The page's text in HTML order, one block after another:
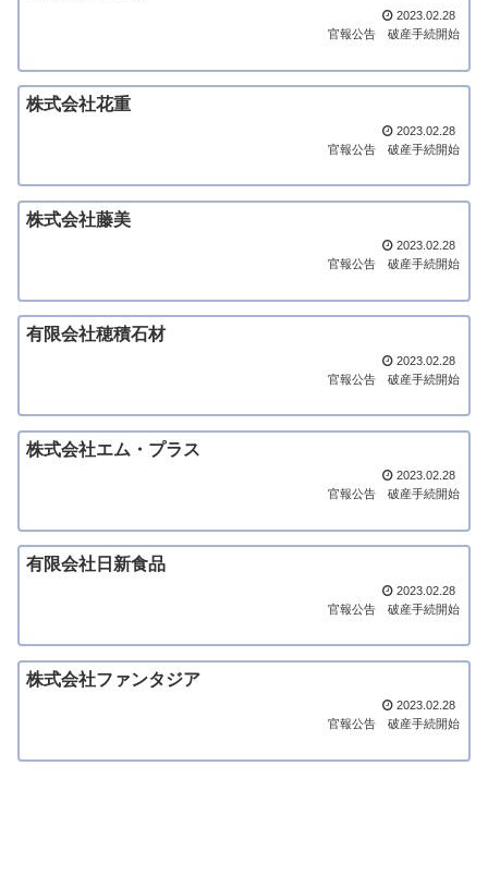
2023.02.28
官報公告
破産手続開始
株式会社花重
2023.02.28
官報公告
破産手続開始
株式会社藤美
2023.02.28
官報公告
破産手続開始
有限会社穂積石材
2023.02.28
官報公告
破産手続開始
株式会社エム・プラス
2023.02.28
官報公告
破産手続開始
有限会社日新食品
2023.02.28
官報公告
破産手続開始
株式会社ファンタジア
2023.02.28
官報公告
破産手続開始